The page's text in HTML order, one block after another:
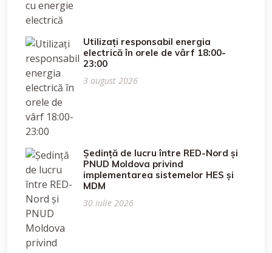
Utilizați responsabil energia
electrică în orele de vârf 18:00-
23:00
3 august 2026
Ședință de lucru între RED-Nord și
PNUD Moldova privind
implementarea sistemelor HES și
MDM
30 iulie 2026